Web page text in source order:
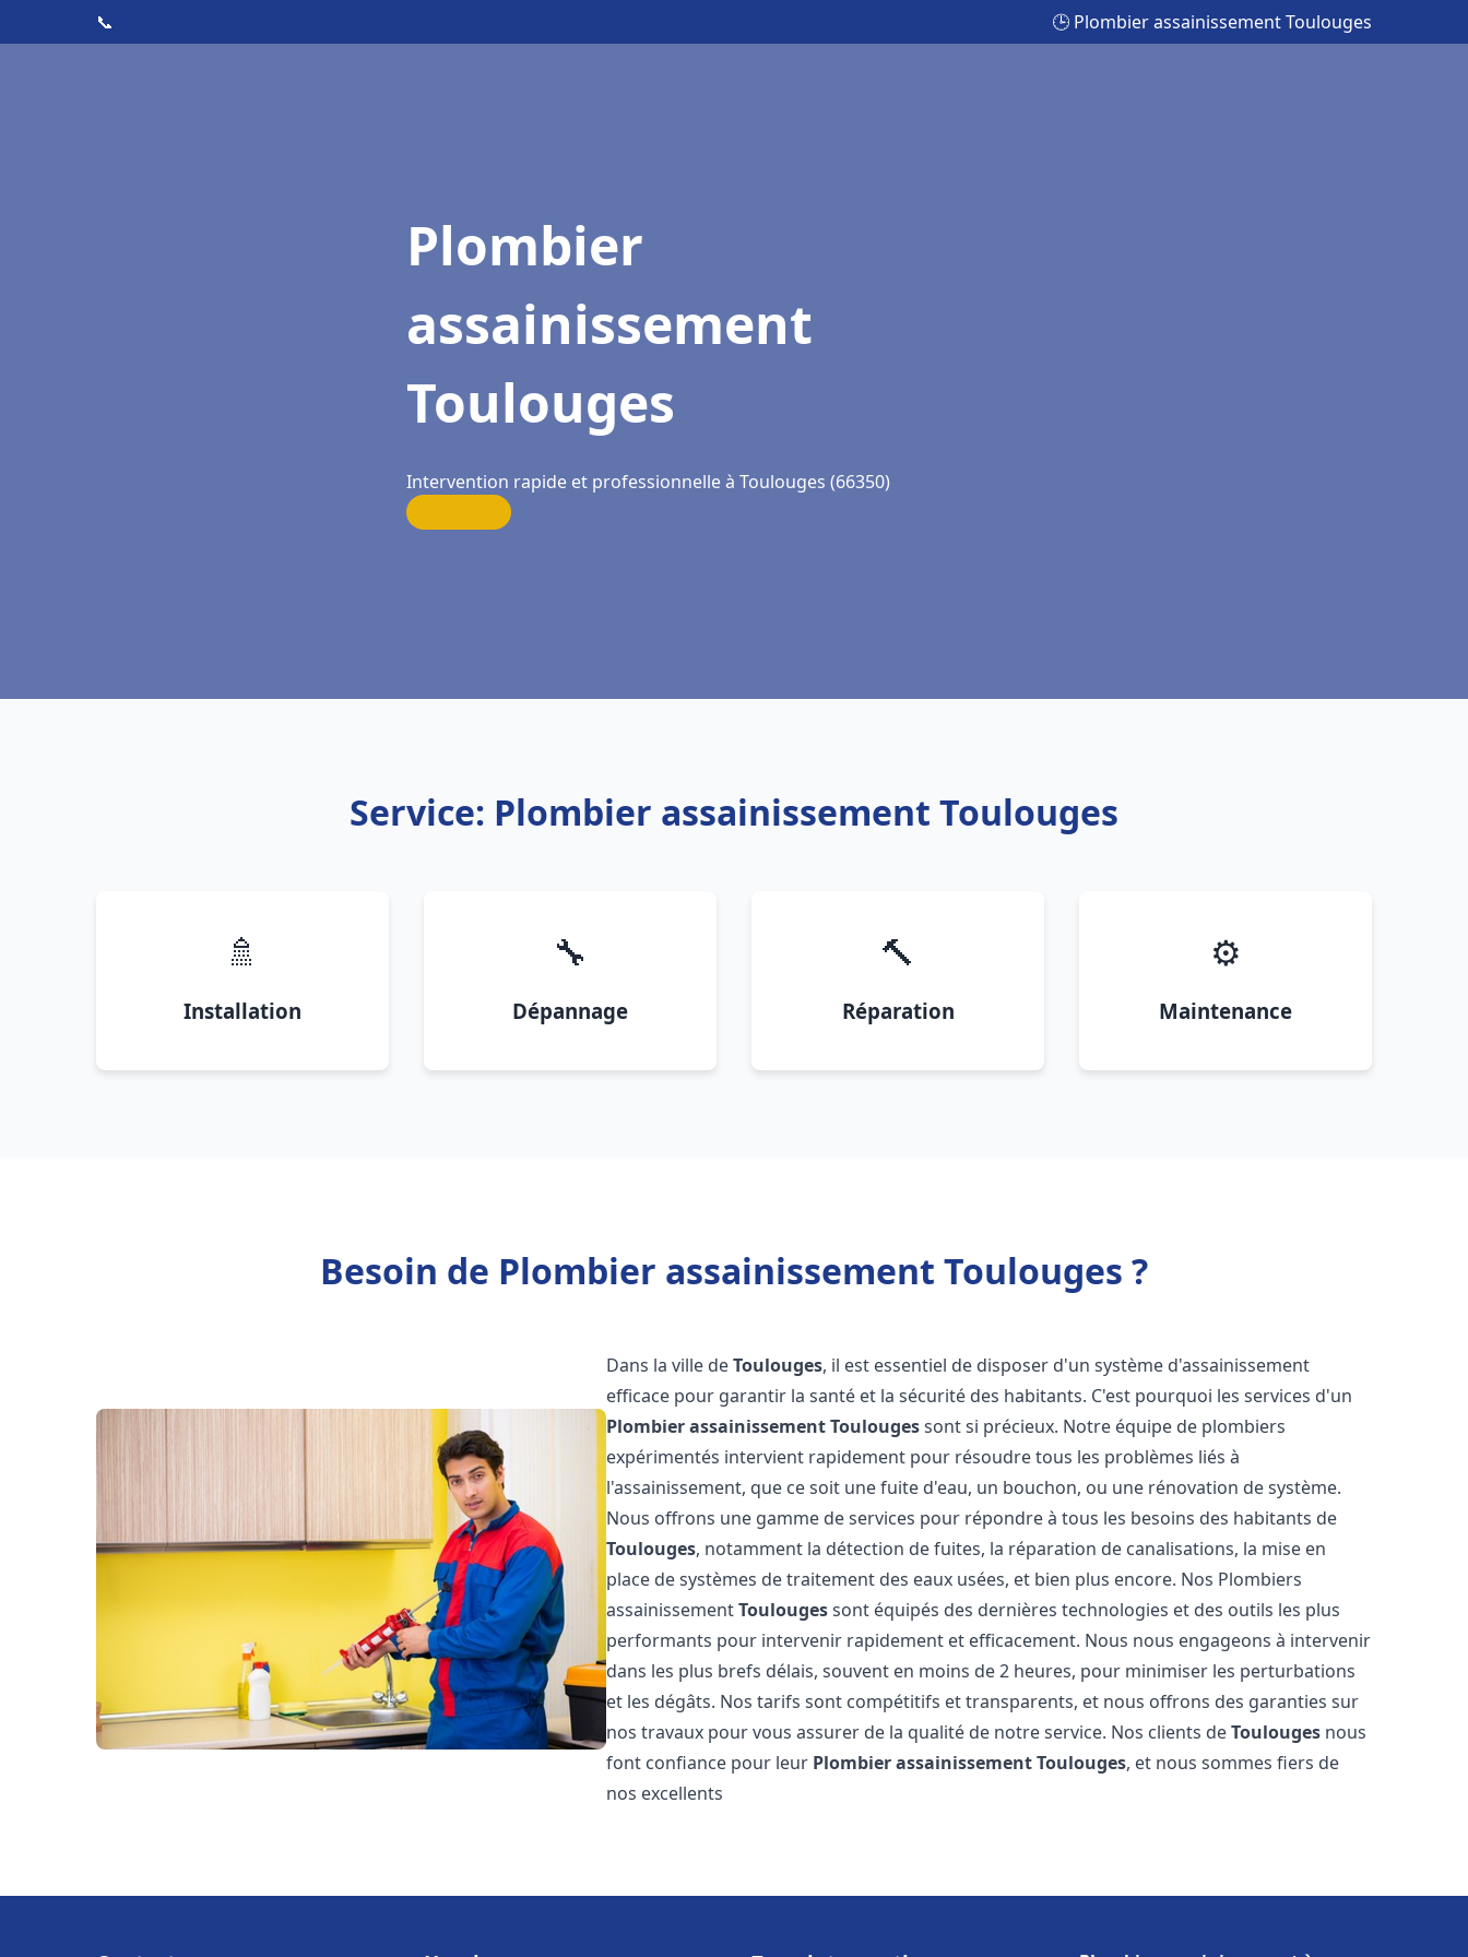
📞 🕒 Plombier assainissement Toulouges
Plombier
assainissement
Toulouges
Intervention rapide et professionnelle à Toulouges (66350)
Service: Plombier assainissement Toulouges
🚿
Installation
🔧
Dépannage
🔨
Réparation
⚙️
Maintenance
Besoin de Plombier assainissement Toulouges ?
Dans la ville deToulouges, il est essentiel de disposer d'un système d'assainissement
efficace pour garantir la santé et la sécurité des habitants. C'est pourquoi les services d'un
Plombier assainissementToulougessont si précieux. Notre équipe de plombiers
expérimentés intervient rapidement pour résoudre tous les problèmes liés à
l'assainissement, que ce soit une fuite d'eau, un bouchon, ou une rénovation de système.
Nous offrons une gamme de services pour répondre à tous les besoins des habitants de
Toulouges, notamment la détection de fuites, la réparation de canalisations, la mise en
place de systèmes de traitement des eaux usées, et bien plus encore. Nos Plombiers
assainissementToulougessont équipés des dernières technologies et des outils les plus
performants pour intervenir rapidement et efficacement. Nous nous engageons à intervenir
dans les plus brefs délais, souvent en moins de 2 heures, pour minimiser les perturbations
et les dégâts. Nos tarifs sont compétitifs et transparents, et nous offrons des garanties sur
nos travaux pour vous assurer de la qualité de notre service. Nos clients deToulouges nous
font confiance pour leur Plombier assainissementToulouges, et nous sommes fiers de
nos excellents